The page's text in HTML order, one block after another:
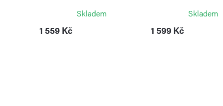
Skladem
1 559 Kč
Skladem
1 599 Kč